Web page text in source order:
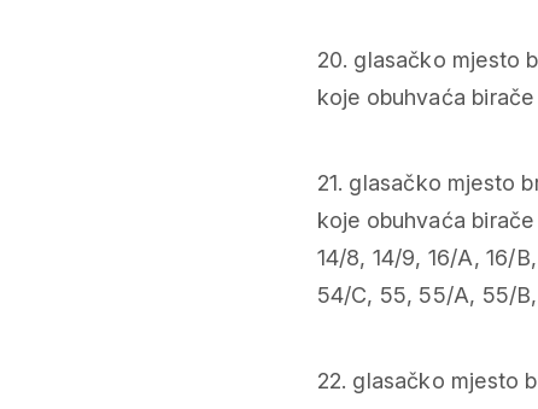
20. glasačko mjesto
koje obuhvaća
21. glasačko mjesto
koje obuhvaća
14/8, 14/9, 16/A, 16/
54/C, 55, 55/A, 55/
22. glasačko mjesto